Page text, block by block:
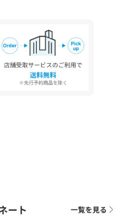
を◆
カラーを選んでお気に入り
の再入荷、セール情報など
ート 一覧を見る